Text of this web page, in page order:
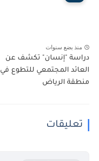
منذ بضع سنوات
دراسة "إنسان" تكشف عن
العائد المجتمعي للتطوع في
منطقة الرياض
تعليقات